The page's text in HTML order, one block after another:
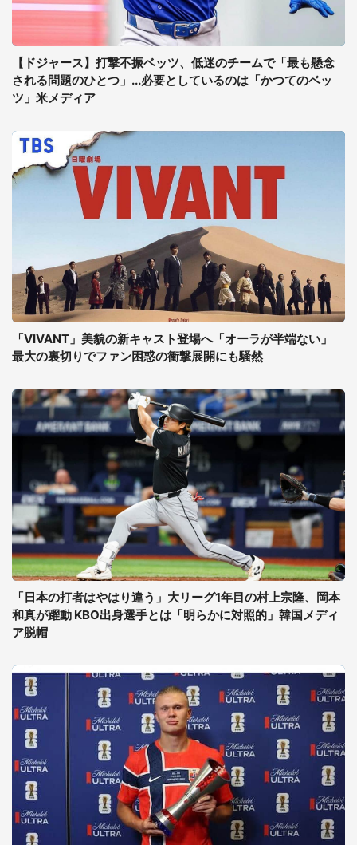
【ドジャース】打撃不振ベッツ、低迷のチームで「最も懸念
される問題のひとつ」...必要としているのは「かつてのベッ
ツ」米メディア
「VIVANT」美貌の新キャスト登場へ「オーラが半端ない」
最大の裏切りでファン困惑の衝撃展開にも騒然
「日本の打者はやはり違う」大リーグ1年目の村上宗隆、岡本
和真が躍動 KBO出身選手とは「明らかに対照的」韓国メディ
ア脱帽